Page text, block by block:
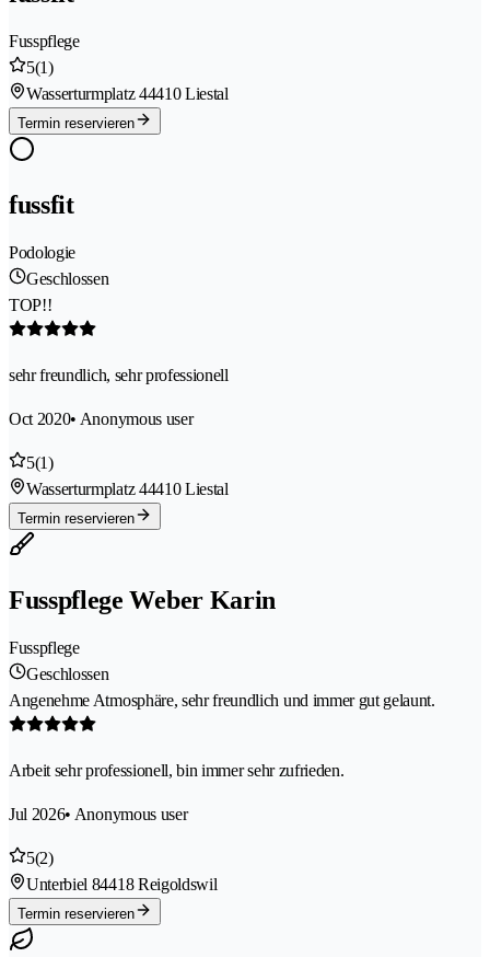
Fusspflege
5(1)
Wasserturmplatz 44410 Liestal
Termin reservieren
fussfit
Podologie
Geschlossen
TOP!!
sehr freundlich, sehr professionell
Oct 2020• Anonymous user
5(1)
Wasserturmplatz 44410 Liestal
Termin reservieren
Fusspflege Weber Karin
Fusspflege
Geschlossen
Angenehme Atmosphäre, sehr freundlich und immer gut gelaunt.
Arbeit sehr professionell, bin immer sehr zufrieden.
Jul 2026• Anonymous user
5(2)
Unterbiel 84418 Reigoldswil
Termin reservieren